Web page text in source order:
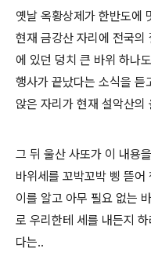
옛날 옥황상제가 한반도에
현재 금강산 자리에 전국의
에 있던 덩치 큰 바위 하나
행사가 끝났다는 소식을 듣
앉은 자리가 현재 설악산의
그 뒤 울산 사또가 이 내용
바위세를 꼬박꼬박 삥 뜯어
이를 알고 아무 필요 없는
로 우리한테 세를 내든지
다는..